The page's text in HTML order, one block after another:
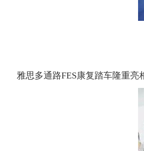
雅思多通路FES康复踏车隆重亮